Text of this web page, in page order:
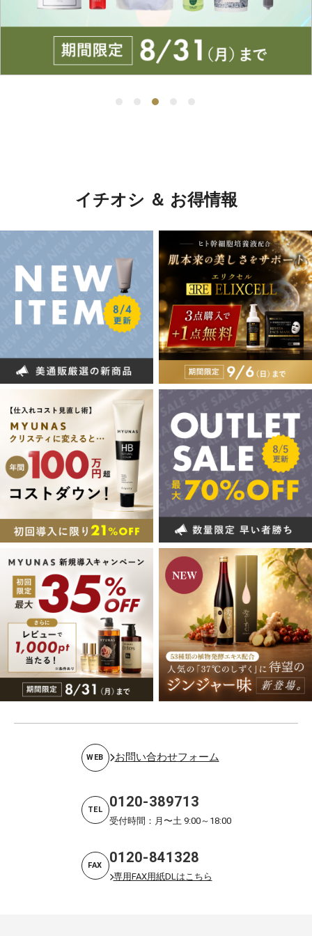
イチオシ ＆ お得情報
WEB お問い合わせフォーム
TEL 0120-389713
受付時間：月〜土 9:00～18:00
FAX 0120-841328
専用FAX用紙DLはこちら